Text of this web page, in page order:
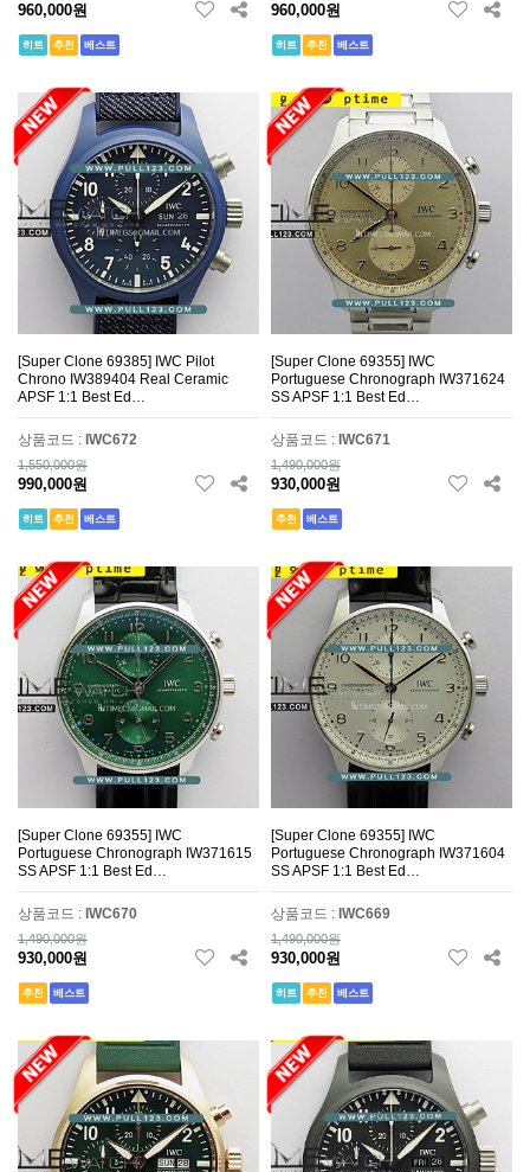
960,000원
히트 추천 베스트
960,000원
히트 추천 베스트
[Super Clone 69385] IWC Pilot
Chrono IW389404 Real Ceramic
APSF 1:1 Best Ed…
상품코드 : IWC672
1,550,000원
990,000원
히트 추천 베스트
[Super Clone 69355] IWC
Portuguese Chronograph IW371624
SS APSF 1:1 Best Ed…
상품코드 : IWC671
1,490,000원
930,000원
추천 베스트
[Super Clone 69355] IWC
Portuguese Chronograph IW371615
SS APSF 1:1 Best Ed…
상품코드 : IWC670
1,490,000원
930,000원
추천 베스트
[Super Clone 69355] IWC
Portuguese Chronograph IW371604
SS APSF 1:1 Best Ed…
상품코드 : IWC669
1,490,000원
930,000원
히트 추천 베스트